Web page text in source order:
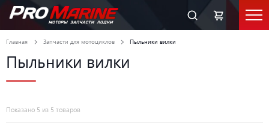
Главная Запчасти для мотоциклов Пыльники вилки
Пыльники вилки
Показано 5 из 5 товаров